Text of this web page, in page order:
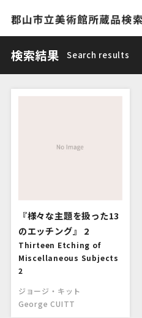
検索結果 Search results
『様々な主題を扱った13
のエッチング』 2
Thirteen Etching of
Miscellaneous Subjects
2
ジョージ・キット
George CUITT